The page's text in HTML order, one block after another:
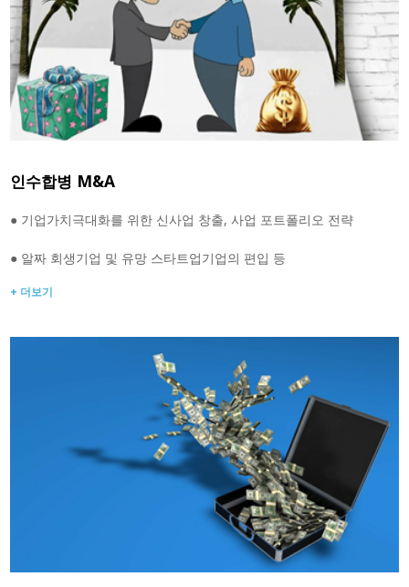
인수합병 M&A
● 기업가치극대화를 위한 신사업 창출, 사업 포트폴리오 전략
● 알짜 회생기업 및 유망 스타트업기업의 편입 등
+ 더보기